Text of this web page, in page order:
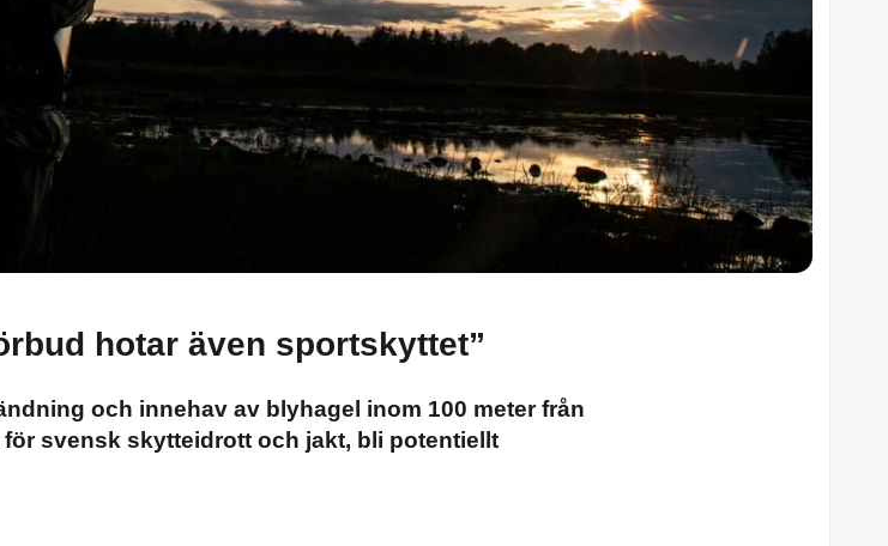
hotar även sportskyttet”
och innehav av blyhagel inom 100 meter från
svensk skytteidrott och jakt, bli potentiellt